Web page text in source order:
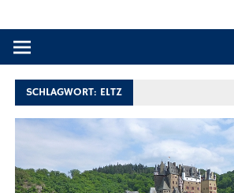
Produkttests und Buchrezensionen.
SCHLAGWORT: ELTZ